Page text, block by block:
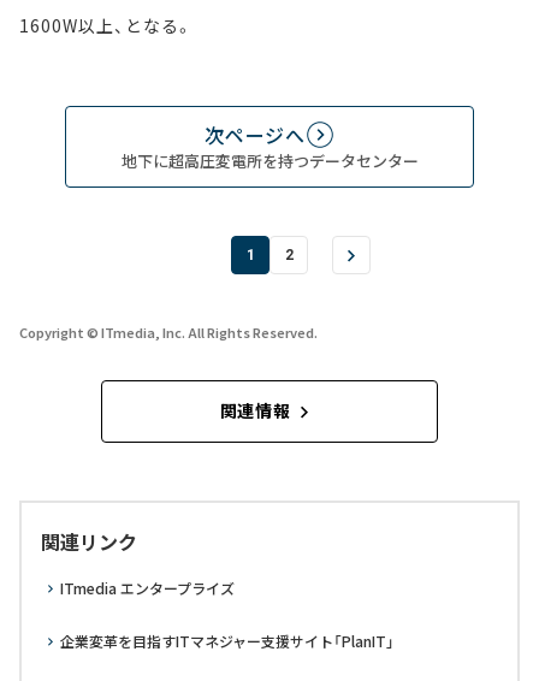
1600W以上、となる。
次ページへ
地下に超高圧変電所を持つデータセンター
1 2
Copyright © ITmedia, Inc. All Rights Reserved.
関連情報
関連リンク
ITmedia エンタープライズ
企業変革を目指すITマネジャー支援サイト「PlanIT」